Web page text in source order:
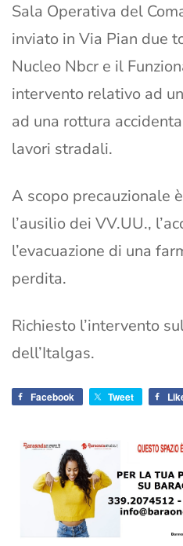
Sala Operativa del
inviato in Via Pian due
Nucleo Nbcr e il
intervento relativo ad
ad una rottura
lavori stradali.
A scopo precauzionale
l’ausilio dei VV.UU.,
l’evacuazione di una
perdita.
Richiesto l’intervento
dell’Italgas.
Facebook Tweet